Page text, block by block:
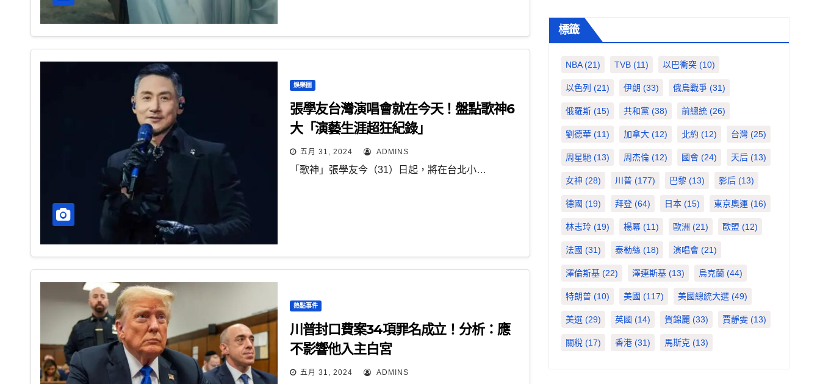
娛樂圈
張學友台灣演唱會就在今天！盤點歌神6
大「演藝生涯超狂紀錄」
五月 31, 2024 ADMINS
「歌神」張學友今（31）日起，將在台北小…
熱點事件
川普封口費案34項罪名成立！分析：應
不影響他入主白宮
五月 31, 2024 ADMINS
標籤
NBA(21) TVB (11) 以巴衝突 (10)
以色列 (21) 伊朗 (33) 俄烏戰爭 (31)
俄羅斯 (15) 共和黨 (38) 前總統 (26)
劉德華 (11) 加拿大 (12) 北約 (12) 台灣 (25)
周星馳 (13) 周杰倫 (12) 國會 (24) 天后 (13)
女神 (28) 川普 (177) 巴黎 (13) 影后 (13)
德國 (19) 拜登 (64) 日本 (15) 東京奧運 (16)
林志玲 (19) 楊冪 (11) 歐洲 (21) 歐盟 (12)
法國 (31) 泰勒絲 (18) 演唱會 (21)
澤倫斯基 (22) 澤連斯基 (13) 烏克蘭 (44)
特朗普 (10) 美國 (117) 美國總統大選 (49)
美選 (29) 英國 (14) 賀錦麗 (33) 賈靜雯 (13)
關稅 (17) 香港 (31) 馬斯克 (13)